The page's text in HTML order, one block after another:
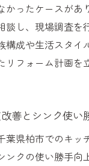
かったケースがあ
談し、現場調査を
構成や生活スタイ
リフォーム計画を
善とシンク使い
葉県柏市でのキッ
ンクの使い勝手向